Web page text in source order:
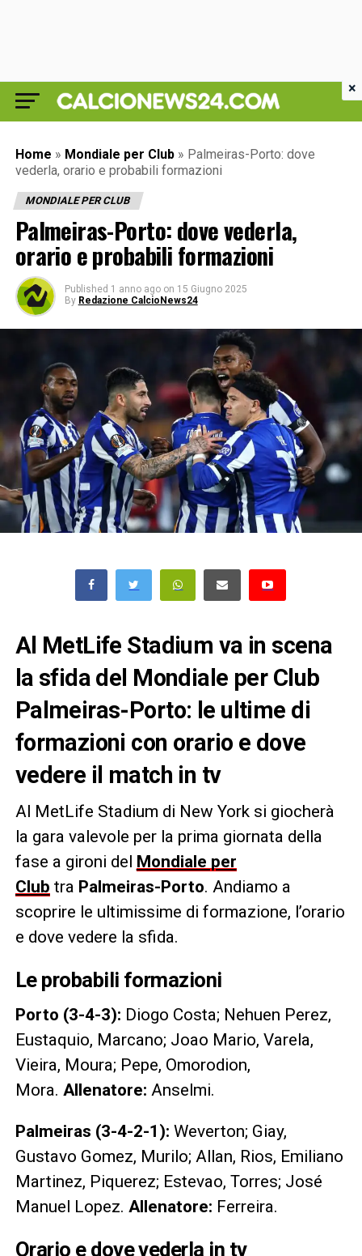
Home » Mondiale per Club » Palmeiras-Porto: dove
vederla, orario e probabili formazioni
MONDIALE PER CLUB
Palmeiras-Porto: dove vederla,
orario e probabili formazioni
Published 1 anno ago on 15 Giugno 2025
By Redazione CalcioNews24
Al MetLife Stadium va in scena
la sfida del Mondiale per Club
Palmeiras-Porto: le ultime di
formazioni con orario e dove
vedere il match in tv
Al MetLife Stadium di New York si giocherà
la gara valevole per la prima giornata della
fase a gironi del Mondiale per
Club tra Palmeiras-Porto. Andiamo a
scoprire le ultimissime di formazione, l’orario
e dove vedere la sfida.
Le probabili formazioni
Porto (3-4-3): Diogo Costa; Nehuen Perez,
Eustaquio, Marcano; Joao Mario, Varela,
Vieira, Moura; Pepe, Omorodion,
Mora. Allenatore: Anselmi.
Palmeiras (3-4-2-1): Weverton; Giay,
Gustavo Gomez, Murilo; Allan, Rios, Emiliano
Martinez, Piquerez; Estevao, Torres; José
Manuel Lopez. Allenatore: Ferreira.
Orario e dove vederla in tv
×